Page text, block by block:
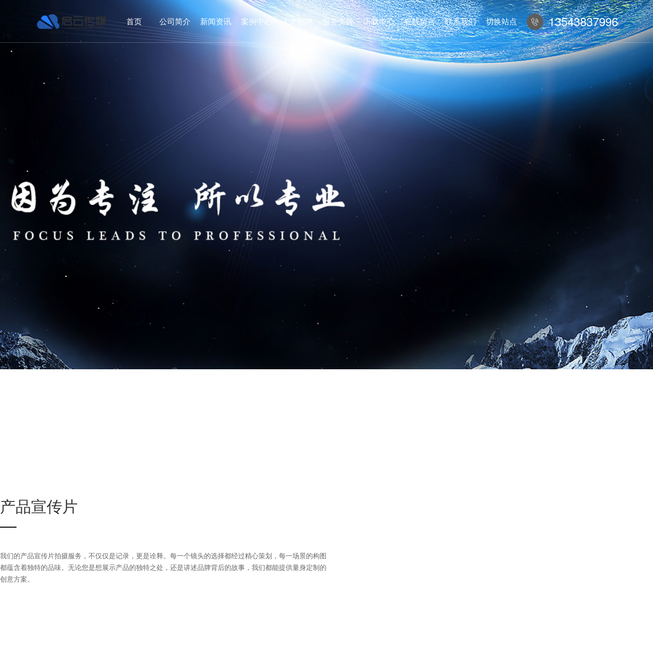
首页 公司简介 新闻资讯 案例中心 人才招聘 服务支持 下载中心 在线留言 联系我们 切换站点  13543837996
产品宣传片
我们的产品宣传片拍摄服务，不仅仅是记录，更是诠释。每一个镜头的选择都经过精心策划，每一场景的构图
都蕴含着独特的品味。无论您是想展示产品的独特之处，还是讲述品牌背后的故事，我们都能提供量身定制的
创意方案。